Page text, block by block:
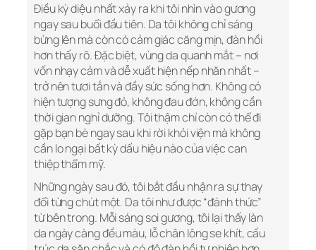
Điều kỳ diệu nhất xảy ra khi tôi nhìn vào gương
ngay sau buổi đầu tiên. Da tôi không chỉ sáng
bừng lên mà còn có cảm giác căng mịn, đàn hồi
hơn thấy rõ. Đặc biệt, vùng da quanh mắt – nơi
vốn nhạy cảm và dễ xuất hiện nếp nhăn nhất –
trở nên tươi tắn và đầy sức sống hơn. Không có
hiện tượng sưng đỏ, không đau đớn, không cần
thời gian nghỉ dưỡng. Tôi thậm chí còn có thể đi
gặp bạn bè ngay sau khi rời khỏi viện mà không
cần lo ngại bất kỳ dấu hiệu nào của việc can
thiệp thẩm mỹ.
Những ngày sau đó, tôi bắt đầu nhận ra sự thay
đổi từng chút một. Da tôi như được “đánh thức”
từ bên trong. Mỗi sáng soi gương, tôi lại thấy làn
da ngày càng đều màu, lỗ chân lông se khít, cấu